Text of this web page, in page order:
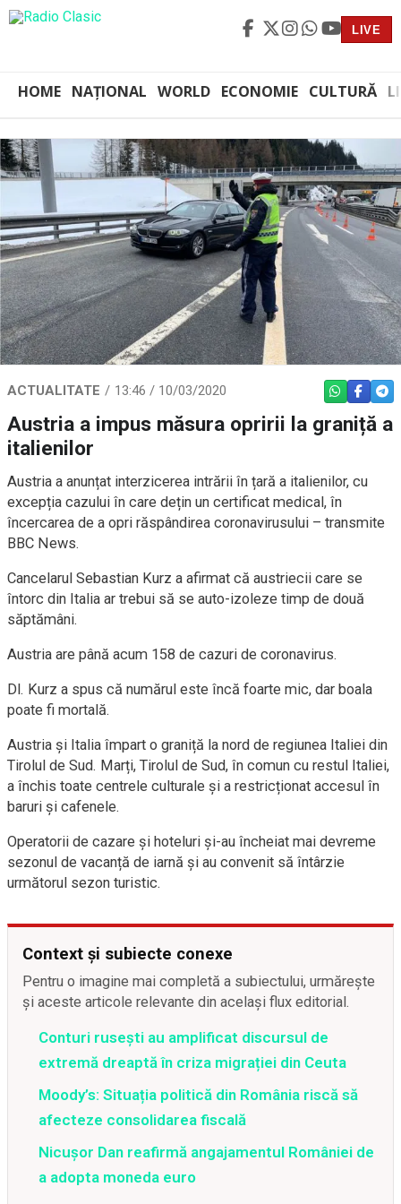
LIVE
HOME NAȚIONAL WORLD ECONOMIE CULTURĂ
ACTUALITATE 13:46 / 10/03/2020 WHATSAPP
Austria a impus măsura opririi la graniță a
italienilor
Austria a anunțat interzicerea intrării în țară a italienilor, cu
excepția cazului în care dețin un certificat medical, în
încercarea de a opri răspândirea coronavirusului – transmite
BBC News.
Cancelarul Sebastian Kurz a afirmat că austriecii care se
întorc din Italia ar trebui să se auto-izoleze timp de două
săptămâni.
Austria are până acum 158 de cazuri de coronavirus.
Dl. Kurz a spus că numărul este încă foarte mic, dar boala
poate fi mortală.
Austria și Italia împart o graniță la nord de regiunea Italiei din
Tirolul de Sud. Marți, Tirolul de Sud, în comun cu restul Italiei,
a închis toate centrele culturale și a restricționat accesul în
baruri și cafenele.
Operatorii de cazare și hoteluri și-au încheiat mai devreme
sezonul de vacanță de iarnă și au convenit să întârzie
următorul sezon turistic.
Context și subiecte conexe
Pentru o imagine mai completă a subiectului, urmărește
și aceste articole relevante din același flux editorial.
Conturi rusești au amplificat discursul de
extremă dreaptă în criza migrației din Ceuta
Moody’s: Situația politică din România riscă să
afecteze consolidarea fiscală
Nicușor Dan reafirmă angajamentul României de
a adopta moneda euro